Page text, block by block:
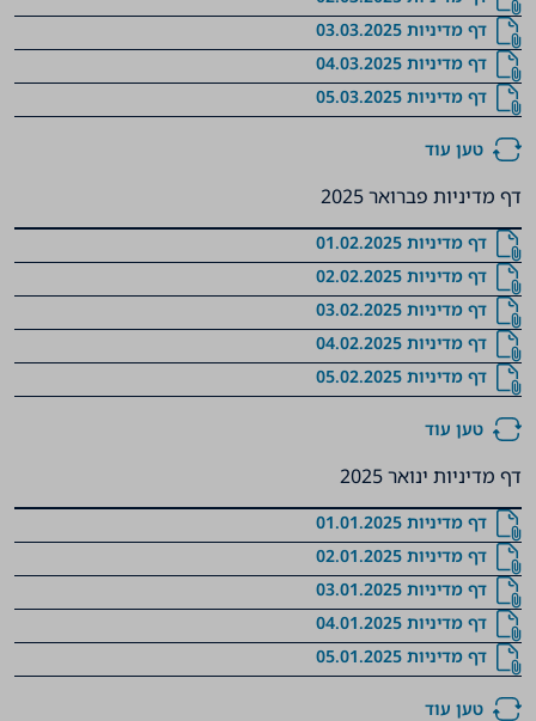
דף מדיניות 03.03.2025
דף מדיניות 04.03.2025
דף מדיניות 05.03.2025
טען עוד
דף מדיניות פברואר 2025
דף מדיניות 01.02.2025
דף מדיניות 02.02.2025
דף מדיניות 03.02.2025
דף מדיניות 04.02.2025
דף מדיניות 05.02.2025
טען עוד
דף מדיניות ינואר 2025
דף מדיניות 01.01.2025
דף מדיניות 02.01.2025
דף מדיניות 03.01.2025
דף מדיניות 04.01.2025
דף מדיניות 05.01.2025
טען עוד